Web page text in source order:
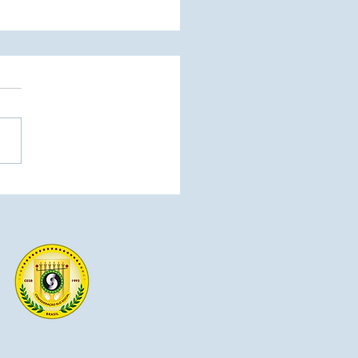
de lançamento dos